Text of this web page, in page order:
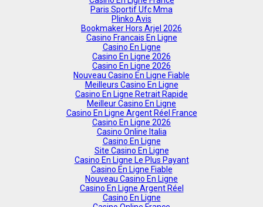
Paris Sportif Ufc Mma
Plinko Avis
Bookmaker Hors Arjel 2026
Casino Francais En Ligne
Casino En Ligne
Casino En Ligne 2026
Casino En Ligne 2026
Nouveau Casino En Ligne Fiable
Meilleurs Casino En Ligne
Casino En Ligne Retrait Rapide
Meilleur Casino En Ligne
Casino En Ligne Argent Réel France
Casino En Ligne 2026
Casino Online Italia
Casino En Ligne
Site Casino En Ligne
Casino En Ligne Le Plus Payant
Casino En Ligne Fiable
Nouveau Casino En Ligne
Casino En Ligne Argent Réel
Casino En Ligne